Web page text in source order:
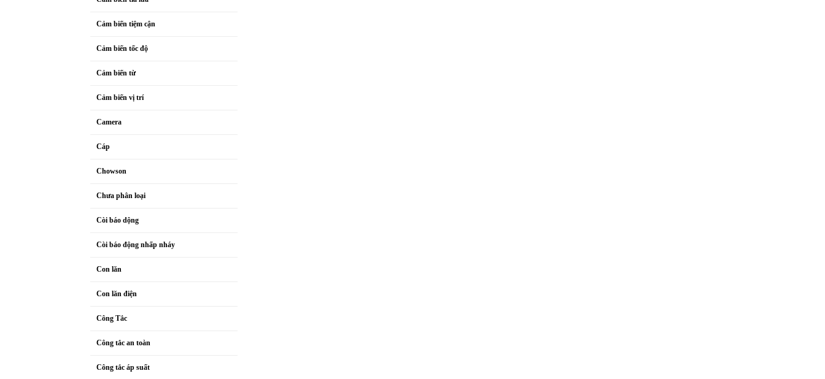
Cảm biến tiệm cận
Cảm biến tốc độ
Cảm biến từ
Cảm biến vị trí
Camera
Cáp
Chowson
Chưa phân loại
Còi báo dộng
Còi báo động nhấp nháy
Con lăn
Con lăn điện
Công Tắc
Công tắc an toàn
Công tắc áp suất